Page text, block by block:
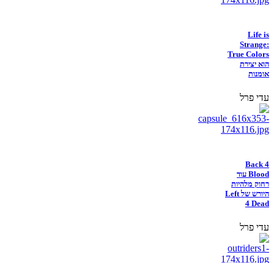
Life is
Strange:
True Colors
הוא יצירת
אומנות
עדי פרל
Back 4
Blood עוד
רחוק מלהיות
היורש של Left
4 Dead
עדי פרל